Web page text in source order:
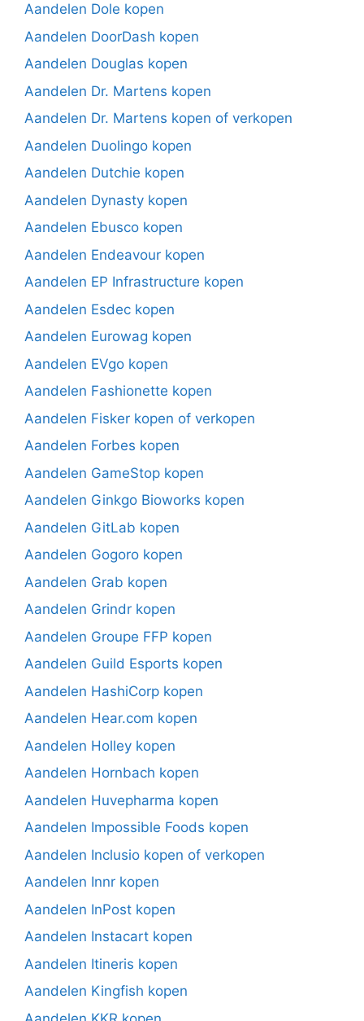
Aandelen Dole kopen
Aandelen DoorDash kopen
Aandelen Douglas kopen
Aandelen Dr. Martens kopen
Aandelen Dr. Martens kopen of verkopen
Aandelen Duolingo kopen
Aandelen Dutchie kopen
Aandelen Dynasty kopen
Aandelen Ebusco kopen
Aandelen Endeavour kopen
Aandelen EP Infrastructure kopen
Aandelen Esdec kopen
Aandelen Eurowag kopen
Aandelen EVgo kopen
Aandelen Fashionette kopen
Aandelen Fisker kopen of verkopen
Aandelen Forbes kopen
Aandelen GameStop kopen
Aandelen Ginkgo Bioworks kopen
Aandelen GitLab kopen
Aandelen Gogoro kopen
Aandelen Grab kopen
Aandelen Grindr kopen
Aandelen Groupe FFP kopen
Aandelen Guild Esports kopen
Aandelen HashiCorp kopen
Aandelen Hear.com kopen
Aandelen Holley kopen
Aandelen Hornbach kopen
Aandelen Huvepharma kopen
Aandelen Impossible Foods kopen
Aandelen Inclusio kopen of verkopen
Aandelen Innr kopen
Aandelen InPost kopen
Aandelen Instacart kopen
Aandelen Itineris kopen
Aandelen Kingfish kopen